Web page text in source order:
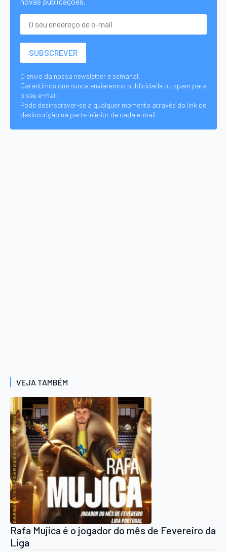
O envio da nossa newsletter é semanal.
Garantimos que nunca enviaremos publicidade ou spam para
o seu e-mail.
Pode desinscrever-se a qualquer momento através do link de
desinscrição na parte inferior de cada e-mail.
VEJA TAMBÉM
Rafa Mujica é o jogador do mês de Fevereiro da
Liga